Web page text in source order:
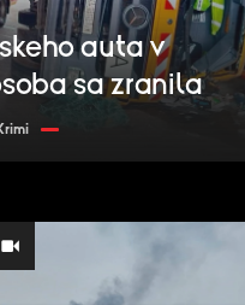
auta v
sa zranila